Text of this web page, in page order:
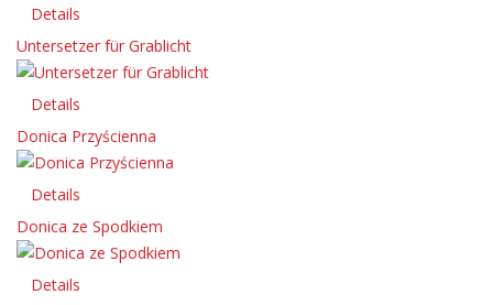
Details
Untersetzer für Grablicht
Details
Donica Przyścienna
Details
Donica ze Spodkiem
Details